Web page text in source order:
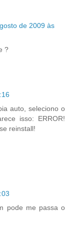
de 2009 às
?
auto, seleciono o
isso: ERROR!
reinstall!
pode me passa o